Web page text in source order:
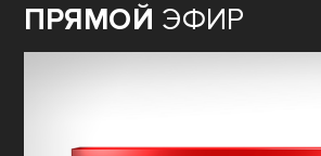
ПРЯМОЙ ЭФИР